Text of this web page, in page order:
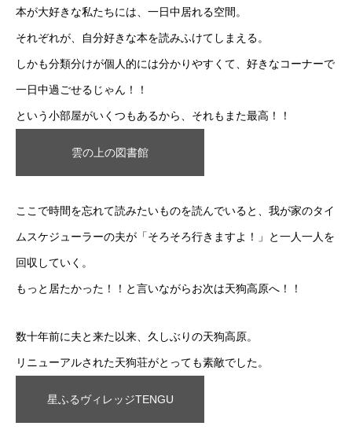
本が大好きな私たちには、一日中居れる空間。
それぞれが、自分好きな本を読みふけてしまえる。
しかも分類分けが個人的には分かりやすくて、好きなコーナーで
一日中過ごせるじゃん！！
という小部屋がいくつもあるから、それもまた最高！！
雲の上の図書館
ここで時間を忘れて読みたいものを読んでいると、我が家のタイ
ムスケジューラーの夫が「そろそろ行きますよ！」と一人一人を
回収していく。
もっと居たかった！！と言いながらお次は天狗高原へ！！
数十年前に夫と来た以来、久しぶりの天狗高原。
リニューアルされた天狗荘がとっても素敵でした。
星ふるヴィレッジTENGU